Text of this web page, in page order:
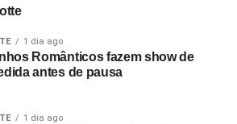
1 dia ago
Românticos fazem show de
antes de pausa
1 dia ago